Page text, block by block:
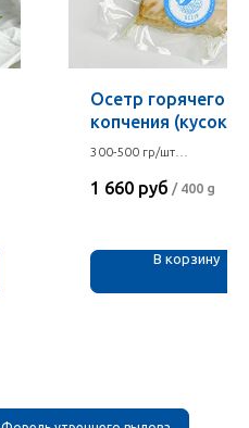
Осетр горячего
копчения (кусок,
кожи)
300-500 гр/шт
1 660 руб / 400 g
В корзину